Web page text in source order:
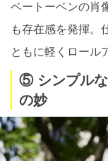
ベートーベンの肖
も存在感を発揮。
ともに軽くロール
⑤ シンプルな
の妙